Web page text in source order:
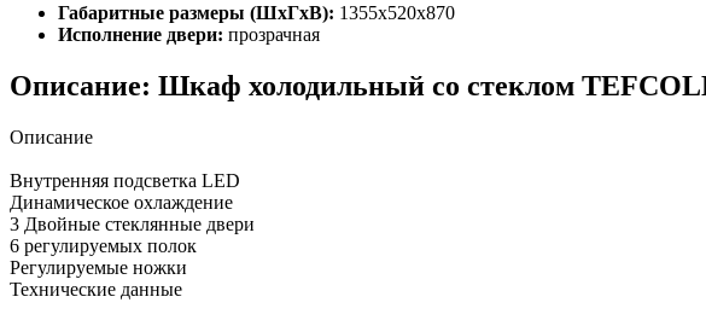
Габаритные размеры (ШхГхВ): 1355x520x870
Исполнение двери: прозрачная
Описание: Шкаф холодильный со стеклом
Описание
Внутренняя подсветка LED
Динамическое охлаждение
3 Двойные стеклянные двери
6 регулируемых полок
Регулируемые ножки
Технические данные